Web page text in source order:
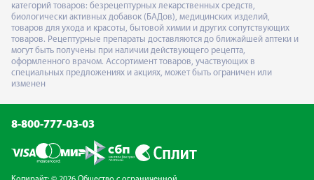
категорий товаров: безрецептурных лекарственных средств,
биологически активных добавок (БАДов), медицинских изделий,
товаров для ухода и красоты, бытовой химии и других сопутствующих
товаров. Рецептурные препараты доставляются до ближайшей аптеки и
могут быть получены при наличии действующего рецепта,
оформленного врачом. Ассортимент товаров, участвующих в
специальных предложениях и акциях, может быть ограничен или
изменен
8-800-777-03-03